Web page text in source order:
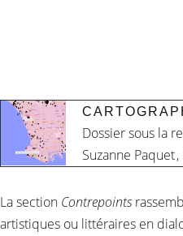
Dossier sous la
Suzanne Paquet,
La section Contrepoints
artistiques ou littéraires en